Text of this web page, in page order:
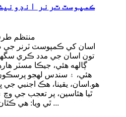
منتظم طرفان 22-
تون اسان جي مدد ڪري
ڳالهه هئي، جيڪا مسٽر
هئي، ۽ سندس لهجو
هو.اسان، يقينا، هڪ اجنبي
ٿيا هئاسين، پر تعجب جي
ٿي ويا: هي ڪٿان آيو آهي؟ڇا آھي ...